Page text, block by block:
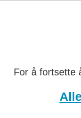
For å fortsette